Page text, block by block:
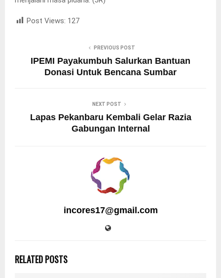
Post Views: 127
PREVIOUS POST
IPEMI Payakumbuh Salurkan Bantuan
Donasi Untuk Bencana Sumbar
NEXT POST
Lapas Pekanbaru Kembali Gelar Razia
Gabungan Internal
incores17@gmail.com
RELATED POSTS